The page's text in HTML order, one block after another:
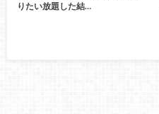
りたい放題した結…